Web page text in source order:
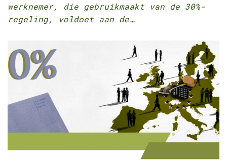
werknemer, die gebruikmaakt van de 30%-
regeling, voldoet aan de…